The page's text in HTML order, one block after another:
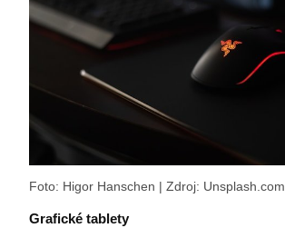
Foto: Higor Hanschen | Zdroj: Unsplash.com
Grafické tablety
PHPSESSID
PHP.net